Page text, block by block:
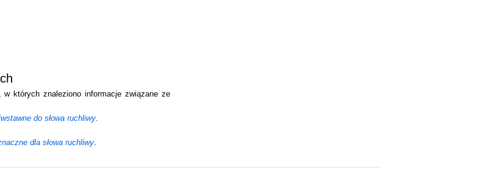
w których znaleziono informacje związane ze
do słowa ruchliwy.
dla słowa ruchliwy.